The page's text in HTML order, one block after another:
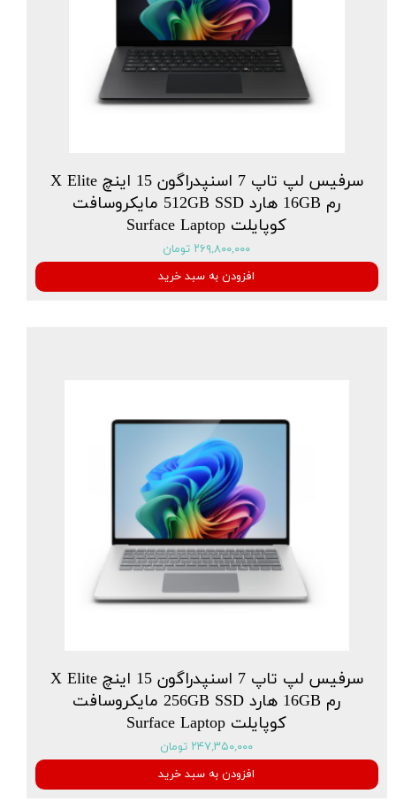
سرفیس لپ تاپ 7 اسنپدراگون 15 اینچ X Elite
رم 16GB هارد 512GB SSD مایکروسافت
کوپایلت Surface Laptop
۲۶۹,۸۰۰,۰۰۰ تومان
افزودن به سبد خرید
سرفیس لپ تاپ 7 اسنپدراگون 15 اینچ X Elite
رم 16GB هارد 256GB SSD مایکروسافت
کوپایلت Surface Laptop
۲۴۷,۳۵۰,۰۰۰ تومان
افزودن به سبد خرید